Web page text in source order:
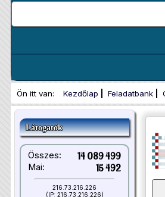
Ön itt van: Kezdőlap Feladatbank
Látogatók
Összes: 14 089 499
Mai: 15 492
216.73.216.226
(IP: 216.73.216.226)